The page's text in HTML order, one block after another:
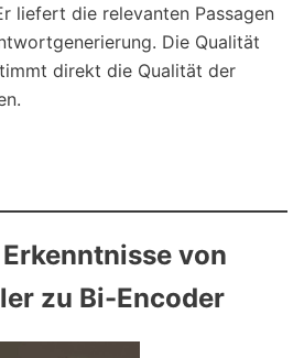
liefert die relevanten Passagen
Die Qualität
direkt die Qualität der
von
zu Bi-Encoder